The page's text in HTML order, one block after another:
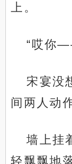
上。
“哎你
宋宴没
间两人动
墙上挂
轻飘飘地